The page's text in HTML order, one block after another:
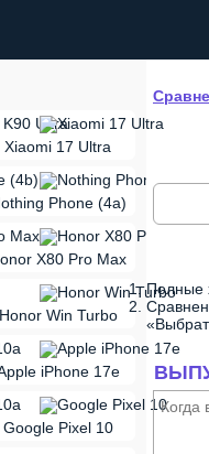
Xiaomi 17 Ultra
Phone (4a)
X80 Pro Max
Honor Win Turbo
iPhone 17e
Google Pixel 10
Полные
Когда